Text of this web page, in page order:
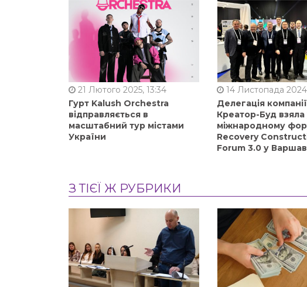
21 Лютого 2025, 13:34
Гурт Kalush Orchestra
відправляється в
масштабний тур містами
України
14 Листопада 2024,
Делегація компанії
Креатор-Буд взяла
міжнародному
Recovery
Forum 3.0 у
З ТІЄЇ Ж РУБРИКИ